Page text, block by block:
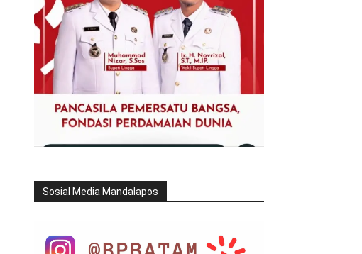
Sosial Media Mandalapos